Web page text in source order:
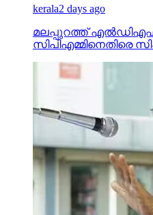
kerala2 days ago
മലപ്പുറത്ത്
സിപിഎമ്മിനെതിരെ